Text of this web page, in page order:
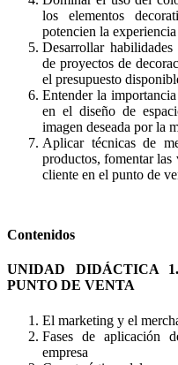
los elementos
potencien la
Desarrollar
de proyectos de
el presupuesto
Entender la
en el diseño de
imagen deseada por la
Aplicar técnicas de
productos, fomentar las
cliente en el punto de
Contenidos
UNIDAD DIDÁCTICA
PUNTO DE VENTA
El marketing y el
Fases de aplicación
empresa